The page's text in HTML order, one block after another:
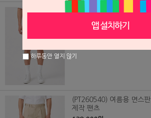
(PT260539) 여름용 면스
138,000원
(PT260540) 여름용 면스
제작 팬츠
하루동안 열지 않기